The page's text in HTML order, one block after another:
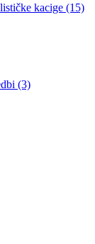
kacige (15)
(3)